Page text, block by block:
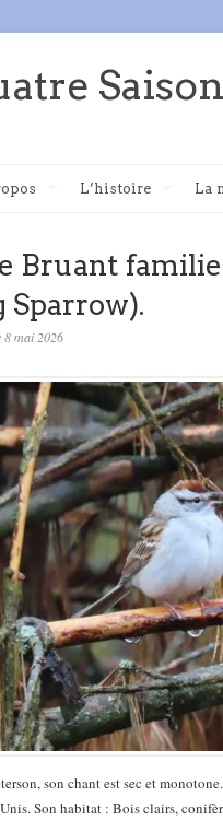
L’histoire La
Bruant
Sparrow).
8 mai 2026
son chant est sec et
Son habitat : Bois clairs,